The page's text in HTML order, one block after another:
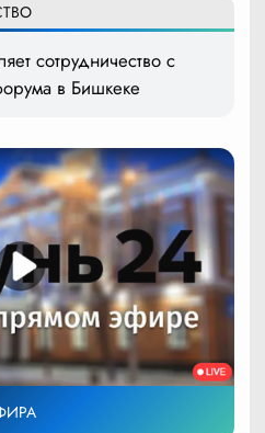
сотрудничество с
в Бишкеке